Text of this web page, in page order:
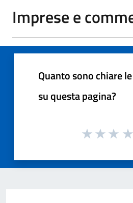
Imprese e
Quanto sono chiare
su questa pagina?